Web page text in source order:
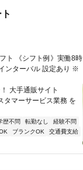
ト 《シフト例》実働8時
ンターバル 設定あり ※
大手通販サイト
マーサービス業務 を
歴不問 転勤なし
経験不問
ブランクOK
交通費支給